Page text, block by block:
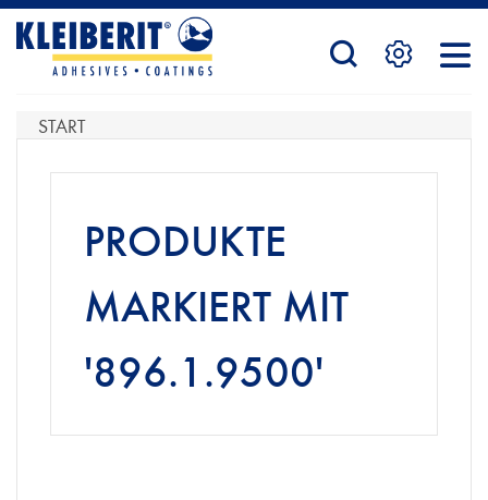
STARTSEITE
PRODUKTE
KONTAKTFORMULAR
START
PRODUKTE
MARKIERT MIT
'896.1.9500'